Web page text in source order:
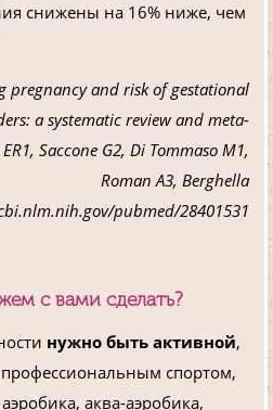
снижены на 16% ниже, чем
pregnancy and risk of gestational
a systematic review and meta-
Saccone G2, Di Tommaso M1,
Roman A3, Berghella
pubmed/28401531
с вами сделать?
нужно быть активной,
спортом,
аква-аэробика,